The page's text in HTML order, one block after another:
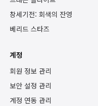
창세기전: 회색의 잔영
베리드 스타즈
계정
회원 정보 관리
보안 설정 관리
계정 연동 관리